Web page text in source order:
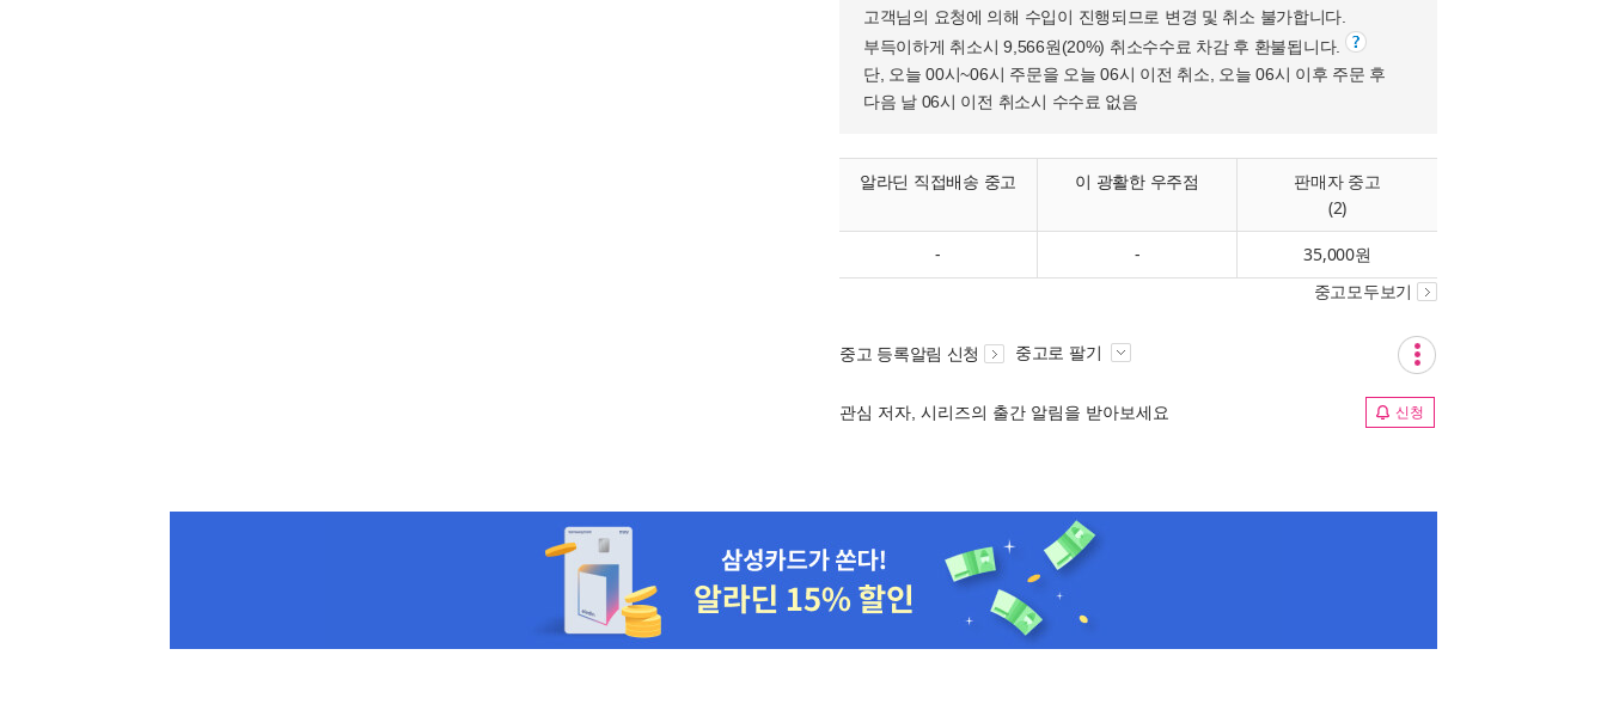
고객님의 요청에 의해 수입이 진행되므로 변경 및 취소 불가합니다.
부득이하게 취소시 9,566원(20%) 취소수수료 차감 후 환불됩니다.
단, 오늘 00시~06시 주문을 오늘 06시 이전 취소, 오늘 06시 이후 주문 후
다음 날 06시 이전 취소시 수수료 없음
알라딘 직접배송 중고 이 광활한 우주점
판매자 중고
(2)
- - 35,000원
중고모두보기
중고 등록알림 신청 중고로 팔기
관심 저자, 시리즈의 출간 알림을 받아보세요 신청